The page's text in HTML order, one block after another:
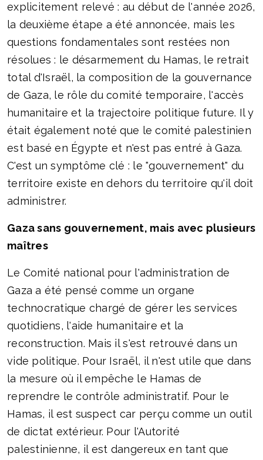
explicitement relevé : au début de l'année 2026,
la deuxième étape a été annoncée, mais les
questions fondamentales sont restées non
résolues : le désarmement du Hamas, le retrait
total d'Israël, la composition de la gouvernance
de Gaza, le rôle du comité temporaire, l'accès
humanitaire et la trajectoire politique future. Il y
était également noté que le comité palestinien
est basé en Égypte et n'est pas entré à Gaza.
C'est un symptôme clé : le "gouvernement" du
territoire existe en dehors du territoire qu'il doit
administrer.
Gaza sans gouvernement, mais avec plusieurs
maîtres
Le Comité national pour l'administration de
Gaza a été pensé comme un organe
technocratique chargé de gérer les services
quotidiens, l'aide humanitaire et la
reconstruction. Mais il s'est retrouvé dans un
vide politique. Pour Israël, il n'est utile que dans
la mesure où il empêche le Hamas de
reprendre le contrôle administratif. Pour le
Hamas, il est suspect car perçu comme un outil
de dictat extérieur. Pour l'Autorité
palestinienne, il est dangereux en tant que